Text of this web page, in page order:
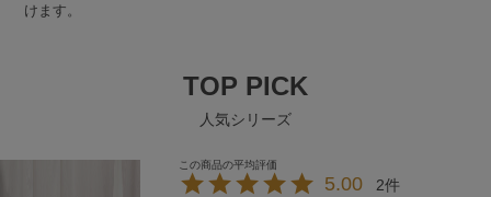
けます。
TOP PICK
人気シリーズ
5.00 2